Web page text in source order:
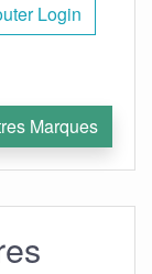
Login
Marques